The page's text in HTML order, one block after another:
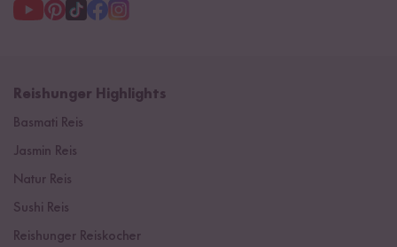
Reishunger Highlights
Basmati Reis
Jasmin Reis
Natur Reis
Sushi Reis
Reishunger Reiskocher